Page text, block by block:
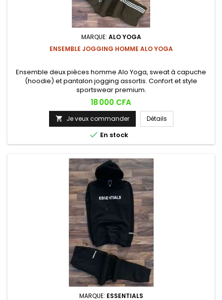
MARQUE: ALO YOGA
ENSEMBLE JOGGING HOMME ALO YOGA
Ensemble deux pièces homme Alo Yoga, sweat à capuche
(hoodie) et pantalon jogging assortis. Confort et style
sportswear premium.
Prix
18 000 CFA
 Je veux commander Détails
 En stock
MARQUE: ESSENTIALS